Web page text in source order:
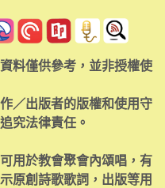
料僅供參考，並非授權使
／出版者的版權和使用守
究法律責任。
用於教會聚會內頌唱，有
原創詩歌歌詞，出版等用